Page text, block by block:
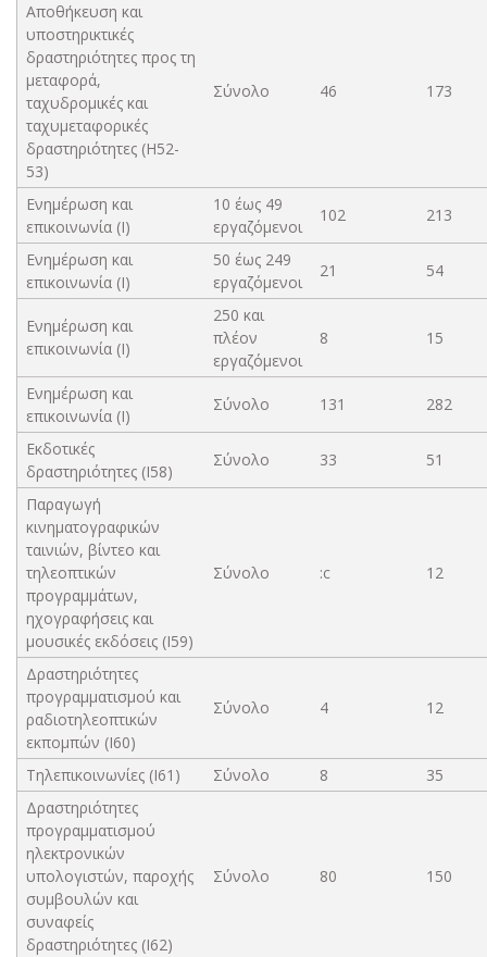
Αποθήκευση και
υποστηρικτικές
δραστηριότητες προς τη
μεταφορά,
ταχυδρομικές και
ταχυμεταφορικές
δραστηριότητες (Η52-
53)
Σύνολο 46 173
Ενημέρωση και
επικοινωνία (Ι)
10 έως 49
εργαζόμενοι
102 213
Ενημέρωση και
επικοινωνία (Ι)
50 έως 249
εργαζόμενοι
21 54
Ενημέρωση και
επικοινωνία (Ι)
250 και
πλέον
εργαζόμενοι
8 15
Ενημέρωση και
επικοινωνία (Ι)
Σύνολο 131 282
Εκδοτικές
δραστηριότητες (Ι58)
Σύνολο 33 51
Παραγωγή
κινηματογραφικών
ταινιών, βίντεο και
τηλεοπτικών
προγραμμάτων,
ηχογραφήσεις και
μουσικές εκδόσεις (Ι59)
Σύνολο :c 12
Δραστηριότητες
προγραμματισμού και
ραδιοτηλεοπτικών
εκπομπών (Ι60)
Σύνολο 4 12
Τηλεπικοινωνίες (Ι61) Σύνολο 8
35
Δραστηριότητες
προγραμματισμού
ηλεκτρονικών
υπολογιστών, παροχής
συμβουλών και
συναφείς
δραστηριότητες (Ι62)
Σύνολο 80 150